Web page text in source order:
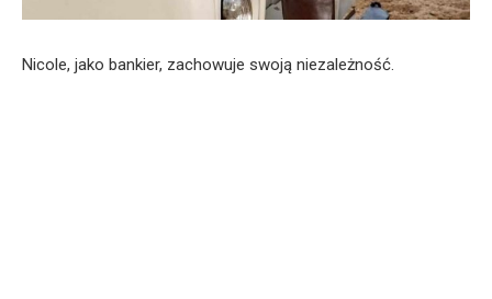
Nicole, jako bankier, zachowuje swoją niezależność.